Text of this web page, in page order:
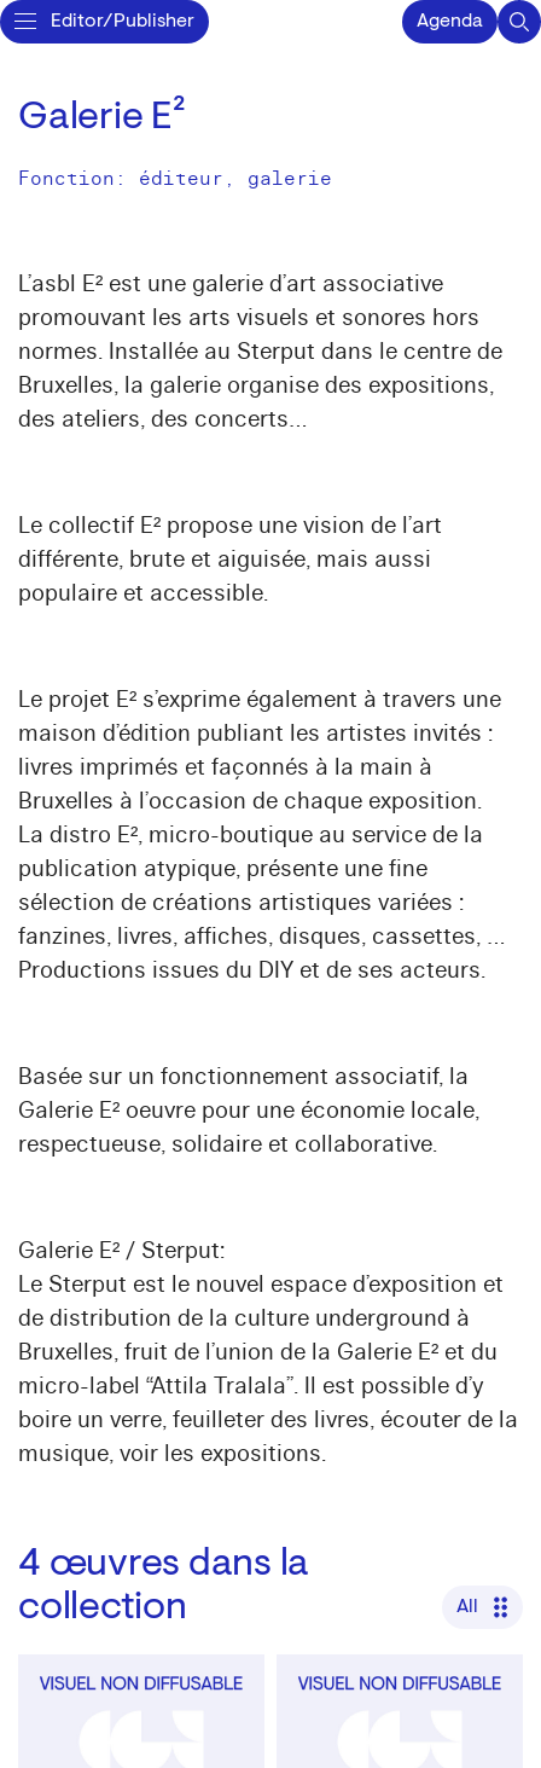
Editor/Publisher Agenda
Galerie E²
Fonction: éditeur, galerie
L’asbl E² est une galerie d’art associative
promouvant les arts visuels et sonores hors
normes. Installée au Sterput dans le centre de
Bruxelles, la galerie organise des expositions,
des ateliers, des concerts…
Le collectif E² propose une vision de l’art
différente, brute et aiguisée, mais aussi
populaire et accessible.
Le projet E² s’exprime également à travers une
maison d’édition publiant les artistes invités :
livres imprimés et façonnés à la main à
Bruxelles à l’occasion de chaque exposition.
La distro E², micro-boutique au service de la
publication atypique, présente une fine
sélection de créations artistiques variées :
fanzines, livres, affiches, disques, cassettes, …
Productions issues du DIY et de ses acteurs.
Basée sur un fonctionnement associatif, la
Galerie E² oeuvre pour une économie locale,
respectueuse, solidaire et collaborative.
Galerie E² / Sterput:
Le Sterput est le nouvel espace d’exposition et
de distribution de la culture underground à
Bruxelles, fruit de l’union de la Galerie E² et du
micro-label “Attila Tralala”. Il est possible d’y
boire un verre, feuilleter des livres, écouter de la
musique, voir les expositions.
4 œuvres dans la
collection
All